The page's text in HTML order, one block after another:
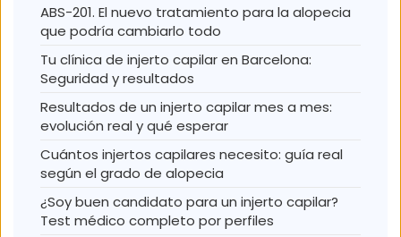
ABS-201. El nuevo tratamiento para la alopecia
que podría cambiarlo todo
Tu clínica de injerto capilar en Barcelona:
Seguridad y resultados
Resultados de un injerto capilar mes a mes:
evolución real y qué esperar
Cuántos injertos capilares necesito: guía real
según el grado de alopecia
¿Soy buen candidato para un injerto capilar?
Test médico completo por perfiles